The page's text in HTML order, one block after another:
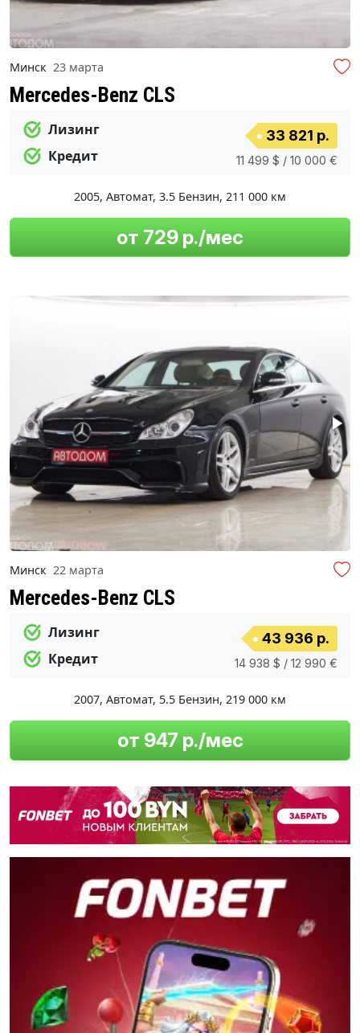
Минск 23 марта
Mercedes-Benz CLS
Лизинг
Кредит
33 821 р.
11 499 $ / 10 000 €
2005, Автомат, 3.5 Бензин, 211 000 км
от 729 р./мес
Минск 22 марта
Mercedes-Benz CLS
Лизинг
Кредит
43 936 р.
14 938 $ / 12 990 €
2007, Автомат, 5.5 Бензин, 219 000 км
от 947 р./мес